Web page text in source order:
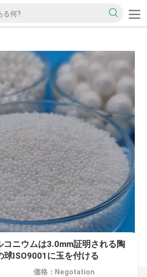
コニウムは3.0mm証明される陶
球ISO9001に玉を付ける
価格：Negotation